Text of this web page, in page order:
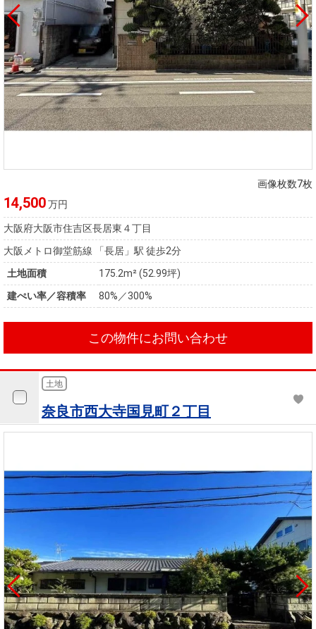
画像枚数7枚
14,500万円
大阪府大阪市住吉区長居東４丁目
大阪メトロ御堂筋線 「長居」駅 徒歩2分
土地面積
175.2m² (52.99坪)
建ぺい率／容積率
80%／300%
この物件にお問い合わせ
土地
奈良市西大寺国見町２丁目